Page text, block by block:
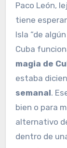
Paco León,
tiene
Isla “de
Cuba
magia de
estaba
semanal.
bien o para
alternativo
dentro de